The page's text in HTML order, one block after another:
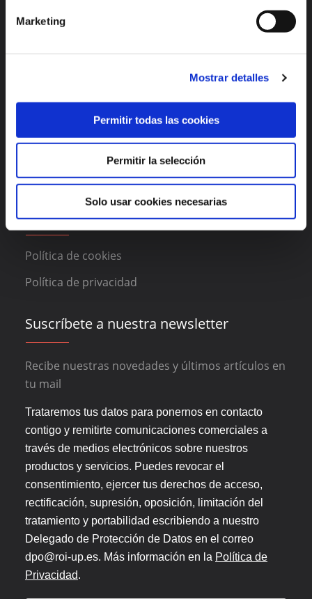
Marketing
Mostrar detalles
Permitir todas las cookies
Permitir la selección
Solo usar cookies necesarias
Enlaces de interés
Acerca de DAAS Suite
Blog
Contacto
Legal
Política de cookies
Política de privacidad
Suscríbete a nuestra newsletter
Recibe nuestras novedades y últimos artículos en
tu mail
Trataremos tus datos para ponernos en contacto
contigo y remitirte comunicaciones comerciales a
través de medios electrónicos sobre nuestros
productos y servicios. Puedes revocar el
consentimiento, ejercer tus derechos de acceso,
rectificación, supresión, oposición, limitación del
tratamiento y portabilidad escribiendo a nuestro
Delegado de Protección de Datos en el correo
dpo@roi-up.es. Más información en la Política de
Privacidad.